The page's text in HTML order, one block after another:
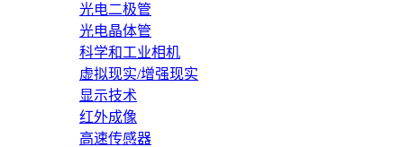
光电二极管
光电晶体管
科学和工业相机
虚拟现实/增强现实
显示技术
红外成像
高速传感器